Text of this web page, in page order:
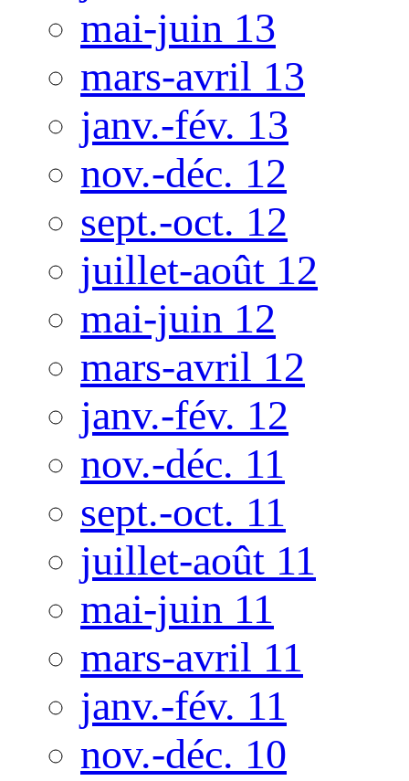
mai-juin 13
mars-avril 13
janv.-fév. 13
nov.-déc. 12
sept.-oct. 12
juillet-août 12
mai-juin 12
mars-avril 12
janv.-fév. 12
nov.-déc. 11
sept.-oct. 11
juillet-août 11
mai-juin 11
mars-avril 11
janv.-fév. 11
nov.-déc. 10